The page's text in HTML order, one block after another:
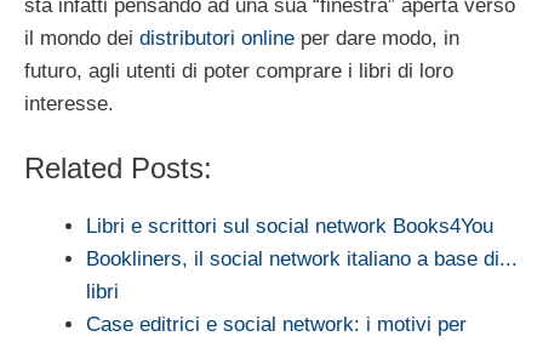
sta infatti pensando ad una sua “finestra” aperta verso
il mondo dei distributori online per dare modo, in
futuro, agli utenti di poter comprare i libri di loro
interesse.
Related Posts:
Libri e scrittori sul social network Books4You
Bookliners, il social network italiano a base di...
libri
Case editrici e social network: i motivi per